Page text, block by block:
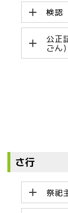
検認
公正
ごん）
さ行
祭祀